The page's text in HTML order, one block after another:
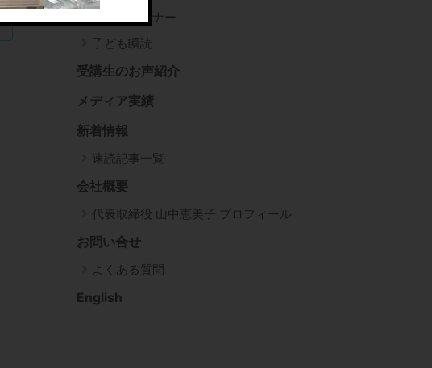
瞬読トレーナー
子ども瞬読
受講生のお声紹介
メディア実績
新着情報
速読記事一覧
会社概要
代表取締役 山中恵美子 プロフィール
お問い合せ
よくある質問
English